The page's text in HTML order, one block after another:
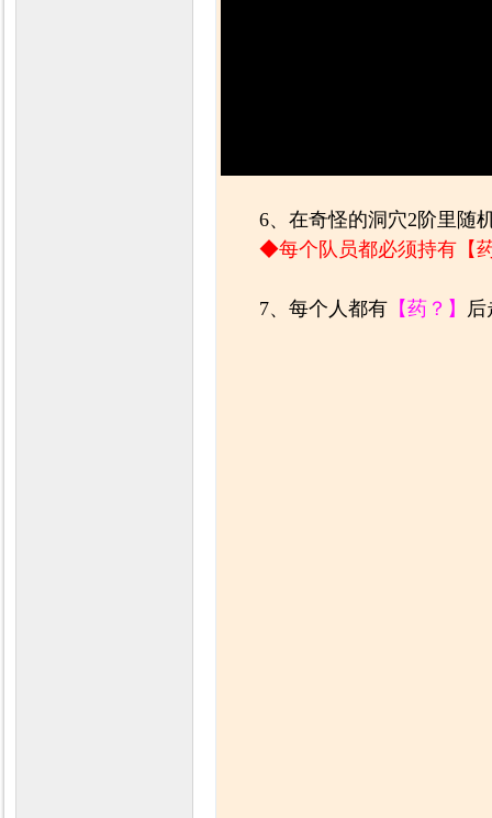
6、在奇怪的洞穴2阶里随
◆每个队员都必须持有【
7、每个人都有 【药？】